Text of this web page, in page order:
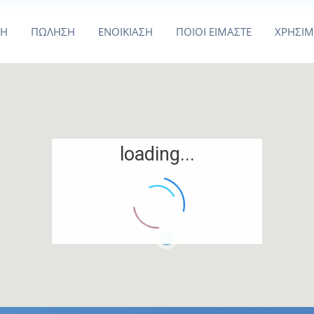
ΠΩΛΗΣΗ ΕΝΟΙΚΙΑΣΗ ΠΟΙΟΙ ΕΙΜΑΣΤΕ
loading...